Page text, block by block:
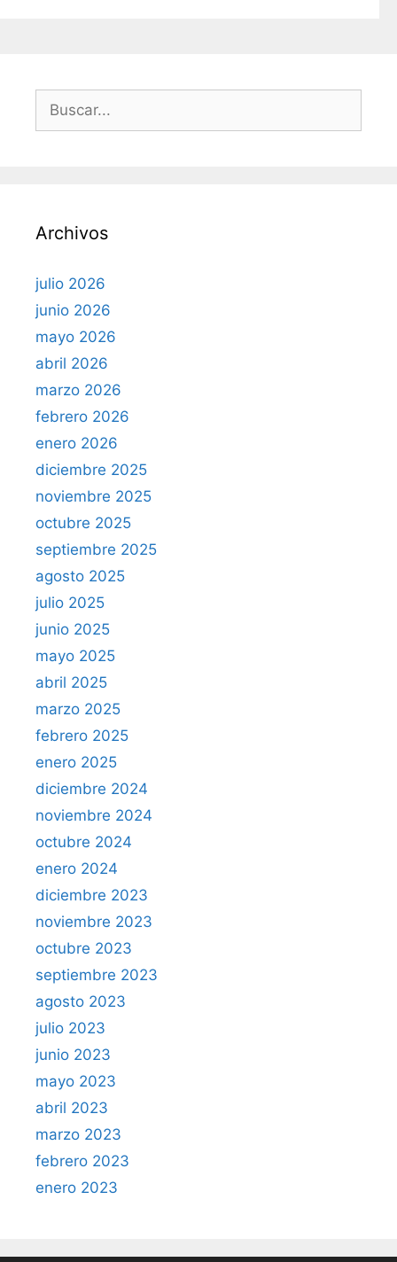
:Archivos
julio 2026
junio 2026
mayo 2026
abril 2026
marzo 2026
febrero 2026
enero 2026
diciembre 2025
noviembre 2025
octubre 2025
septiembre 2025
agosto 2025
julio 2025
junio 2025
mayo 2025
abril 2025
marzo 2025
febrero 2025
enero 2025
diciembre 2024
noviembre 2024
octubre 2024
enero 2024
diciembre 2023
noviembre 2023
octubre 2023
septiembre 2023
agosto 2023
julio 2023
junio 2023
mayo 2023
abril 2023
marzo 2023
febrero 2023
enero 2023